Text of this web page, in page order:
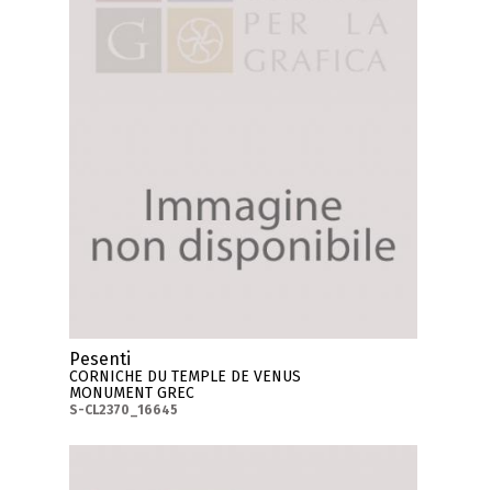
Pesenti
CORNICHE DU TEMPLE DE VENUS
MONUMENT GREC
S-CL2370_16645